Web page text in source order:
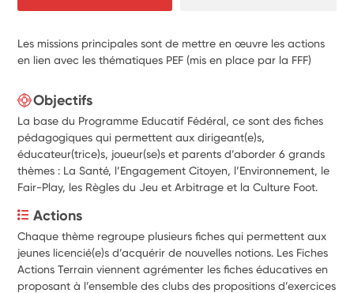
Les missions principales sont de mettre en œuvre les actions
en lien avec les thématiques PEF (mis en place par la FFF)
Objectifs
La base du Programme Educatif Fédéral, ce sont des fiches
pédagogiques qui permettent aux dirigeant(e)s,
éducateur(trice)s, joueur(se)s et parents d’aborder 6 grands
thèmes : La Santé, l’Engagement Citoyen, l’Environnement, le
Fair-Play, les Règles du Jeu et Arbitrage et la Culture Foot.
Actions
Chaque thème regroupe plusieurs fiches qui permettent aux
jeunes licencié(e)s d’acquérir de nouvelles notions. Les Fiches
Actions Terrain viennent agrémenter les fiches éducatives en
proposant à l’ensemble des clubs des propositions d’exercices